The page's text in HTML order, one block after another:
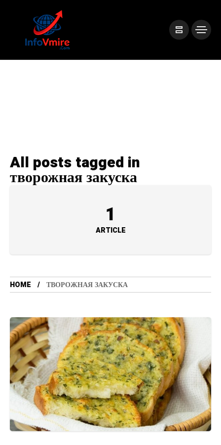
All posts tagged in
творожная закуска
1
ARTICLE
HOME ТВОРОЖНАЯ ЗАКУСКА